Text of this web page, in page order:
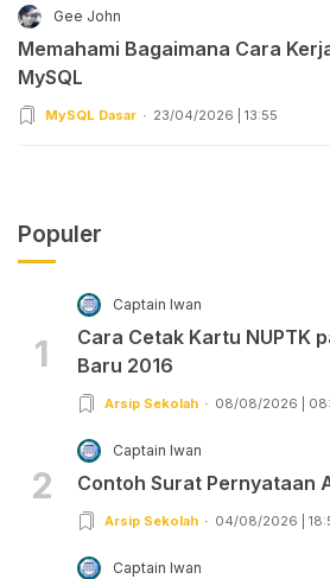
Gee John
Memahami Bagaimana Cara
MySQL
MySQL Dasar 23/04/2026 | 13:55
Populer
1
Captain Iwan
Cara Cetak Kartu NUPTK
Baru 2016
Arsip Sekolah 08/08/2026 |
2
Captain Iwan
Contoh Surat Pernyataan
Arsip Sekolah 04/08/2026 |
Captain Iwan